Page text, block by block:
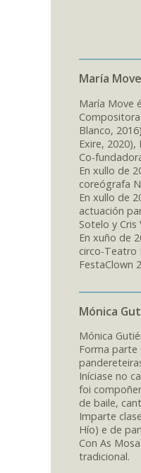
María Move
María Move
Compositora
Blanco,
Exire, 2020),
Co-
En xullo de
coreógrafa
En xullo de
actuación
Sotelo y Cris
En xuño de
circo-Teatro
FestaClown
Mónica
Mónica
Forma parte
Iníciase no
foi
de baile,
Imparte
Hío) e de
Con As
tradicional.